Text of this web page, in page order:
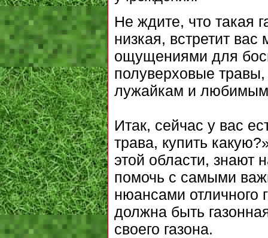
Не ждите, что такая
низкая, встретит
ощущениями для
полуверховые
лужайкам и
Итак, сейчас у вас
трава, купить
этой области, знают
помочь с самыми
нюансами отличного
должна быть
своего газона.